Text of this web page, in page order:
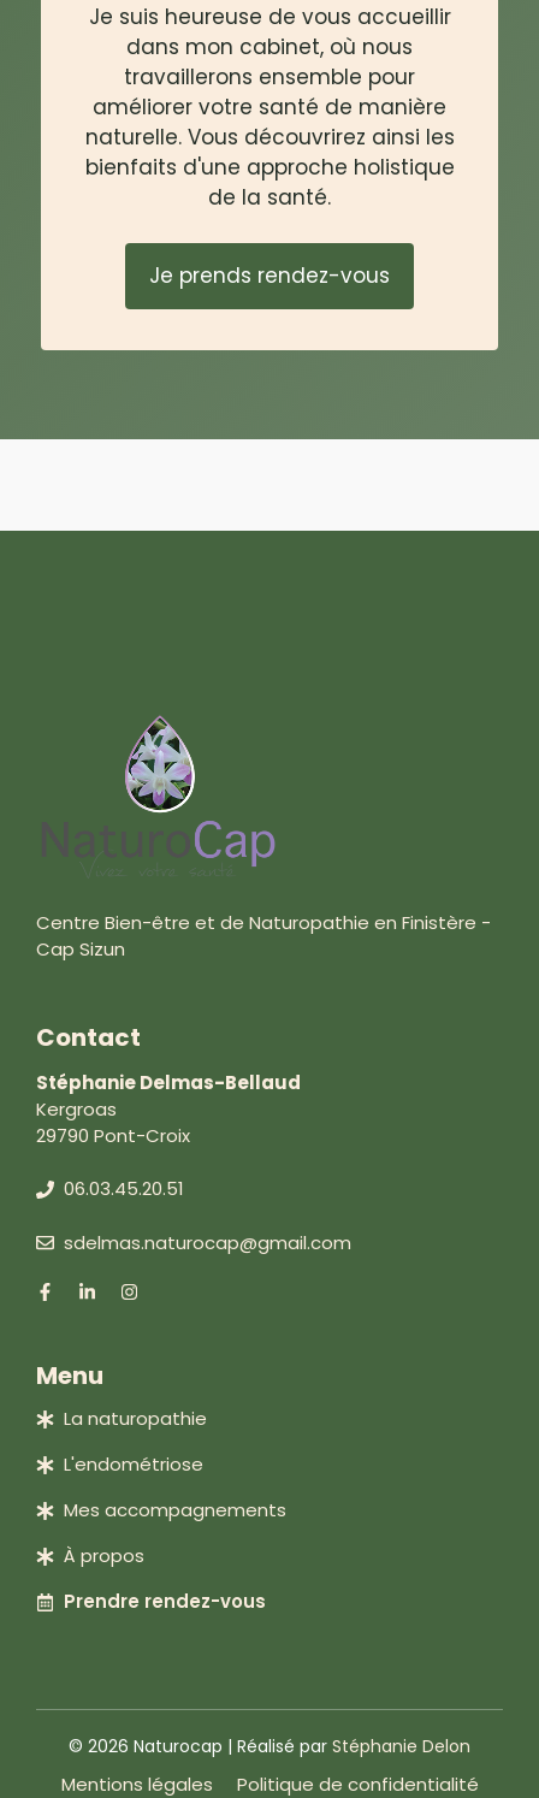
Je suis heureuse de vous accueillir
dans mon cabinet, où nous
travaillerons ensemble pour
améliorer votre santé de manière
naturelle. Vous découvrirez ainsi les
bienfaits d'une approche holistique
de la santé.
Je prends rendez-vous
Centre Bien-être et de Naturopathie en Finistère -
Cap Sizun
Contact
Stéphanie Delmas-Bellaud
Kergroas
29790 Pont-Croix
06.03.45.20.51
sdelmas.naturocap@gmail.com
Menu
La naturopathie
L'endométriose
Mes accompagnements
À propos
Prendre rendez-vous
© 2026 Naturocap | Réalisé par Stéphanie Delon
Mentions légales Politique de confidentialité